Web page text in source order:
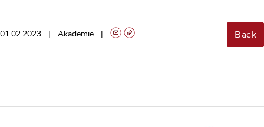
01.02.2023 Akademie Back